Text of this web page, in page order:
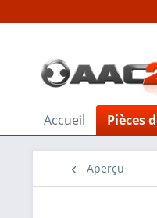
Accueil Pièces
Aperçu